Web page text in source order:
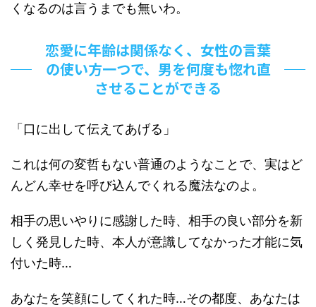
くなるのは言うまでも無いわ。
恋愛に年齢は関係なく、女性の言葉
の使い方一つで、男を何度も惚れ直
させることができる
「口に出して伝えてあげる」
これは何の変哲もない普通のようなことで、実はど
んどん幸せを呼び込んでくれる魔法なのよ。
相手の思いやりに感謝した時、相手の良い部分を新
しく発見した時、本人が意識してなかった才能に気
付いた時…
あなたを笑顔にしてくれた時…その都度、あなたは